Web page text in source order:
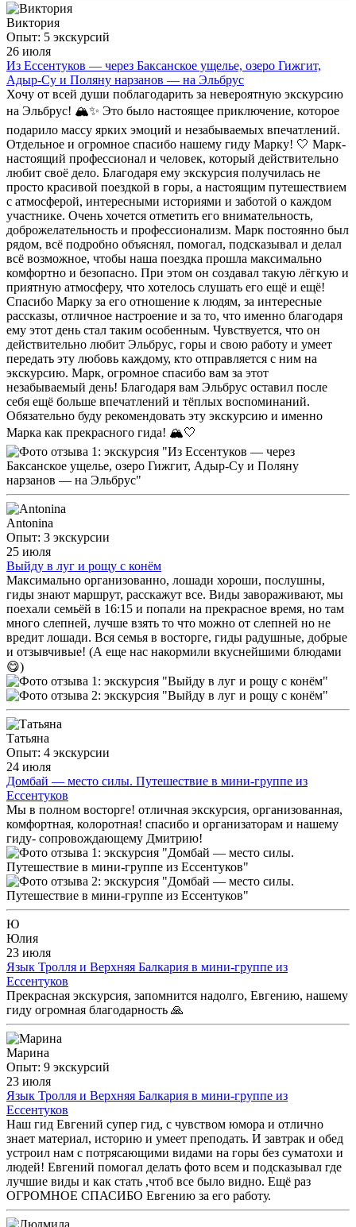
Виктория
Опыт: 5 экскурсий
26 июля
Из Ессентуков — через Баксанское ущелье, озеро Гижгит,
Адыр-Су и Поляну нарзанов — на Эльбрус
Хочу от всей души поблагодарить за невероятную экскурсию
на Эльбрус! 🏔️✨ Это было настоящее приключение, которое
подарило массу ярких эмоций и незабываемых впечатлений.
Отдельное и огромное спасибо нашему гиду Марку! 🤍 Марк-
настоящий профессионал и человек, который действительно
любит своё дело. Благодаря ему экскурсия получилась не
просто красивой поездкой в горы, а настоящим путешествием
с атмосферой, интересными историями и заботой о каждом
участнике. Очень хочется отметить его внимательность,
доброжелательность и профессионализм. Марк постоянно был
рядом, всё подробно объяснял, помогал, подсказывал и делал
всё возможное, чтобы наша поездка прошла максимально
комфортно и безопасно. При этом он создавал такую лёгкую и
приятную атмосферу, что хотелось слушать его ещё и ещё!
Спасибо Марку за его отношение к людям, за интересные
рассказы, отличное настроение и за то, что именно благодаря
ему этот день стал таким особенным. Чувствуется, что он
действительно любит Эльбрус, горы и свою работу и умеет
передать эту любовь каждому, кто отправляется с ним на
экскурсию. Марк, огромное спасибо вам за этот
незабываемый день! Благодаря вам Эльбрус оставил после
себя ещё больше впечатлений и тёплых воспоминаний.
Обязательно буду рекомендовать эту экскурсию и именно
Марка как прекрасного гида! 🏔️🤍
Antonina
Опыт: 3 экскурсии
25 июля
Выйду в луг и рощу с конём
Максимально организованно, лошади хороши, послушны,
гиды знают маршрут, расскажут все. Виды завораживают, мы
поехали семьёй в 16:15 и попали на прекрасное время, но там
много слепней, лучше взять то что можно от слепней но не
вредит лошади. Вся семья в восторге, гиды радушные, добрые
и отзывчивые! (А еще нас накормили вкуснейшими блюдами
😋)
Татьяна
Опыт: 4 экскурсии
24 июля
Домбай — место силы. Путешествие в мини-группе из
Ессентуков
Мы в полном восторге! отличная экскурсия, организованная,
комфортная, колоротная! спасибо и организаторам и нашему
гиду- сопровождающему Дмитрию!
Ю
Юлия
23 июля
Язык Тролля и Верхняя Балкария в мини-группе из
Ессентуков
Прекрасная экскурсия, запомнится надолго, Евгению, нашему
гиду огромная благодарность 🙏
Марина
Опыт: 9 экскурсий
23 июля
Язык Тролля и Верхняя Балкария в мини-группе из
Ессентуков
Наш гид Евгений супер гид, с чувством юмора и отлично
знает материал, историю и умеет преподать. И завтрак и обед
устроил нам с потрясающими видами на горы без суматохи и
людей! Евгений помогал делать фото всем и подсказывал где
лучшие виды и как стать ,чтоб все было видно. Ещё раз
ОГРОМНОЕ СПАСИБО Евгению за его работу.